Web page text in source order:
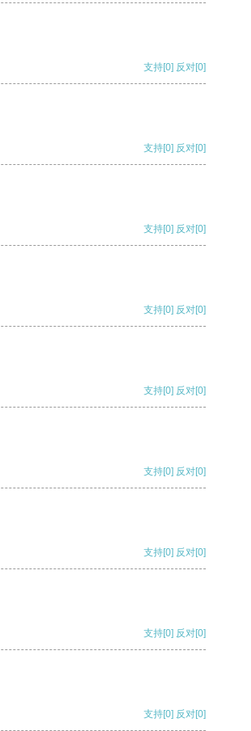
支持[0] 反对[0]
支持[0] 反对[0]
支持[0] 反对[0]
支持[0] 反对[0]
支持[0] 反对[0]
支持[0] 反对[0]
支持[0] 反对[0]
支持[0] 反对[0]
支持[0] 反对[0]